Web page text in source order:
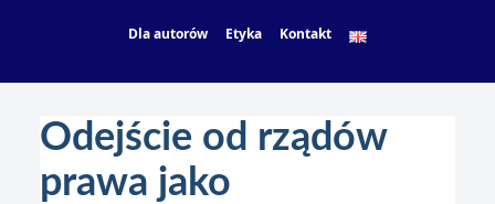
Dla autorów Etyka Kontakt
Odejście od rządów
prawa jako